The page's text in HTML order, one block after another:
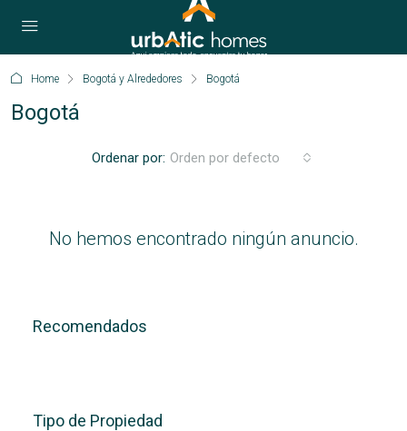
Home Bogotá y Alrededores Bogotá
Bogotá
Ordenar por: Orden por defecto
No hemos encontrado ningún anuncio.
Recomendados
Tipo de Propiedad